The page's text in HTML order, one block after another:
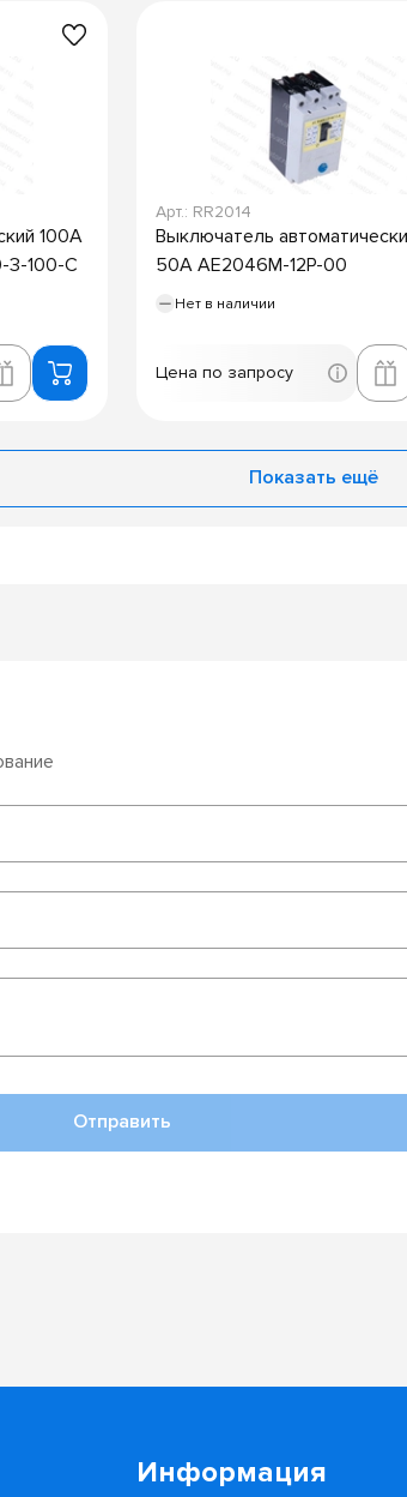
100А
3-100-C
Арт.: RR2014
Выключатель
50А АЕ2046М-12Р-00
Нет в наличии
Цена по запросу
Показать ещё
Отправить
Информация